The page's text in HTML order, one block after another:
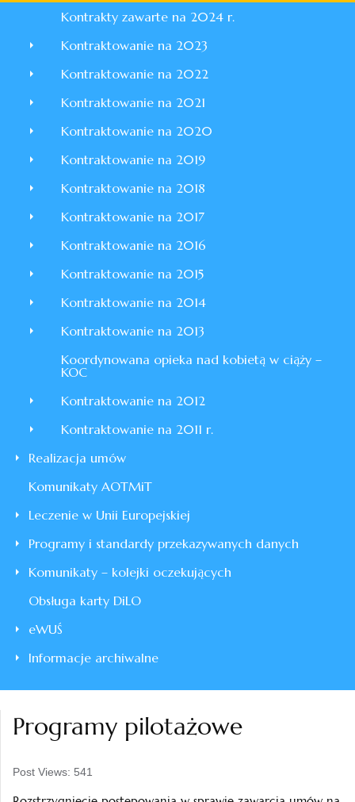
Kontrakty zawarte na 2024 r.
Kontraktowanie na 2023
Kontraktowanie na 2022
Kontraktowanie na 2021
Kontraktowanie na 2020
Kontraktowanie na 2019
Kontraktowanie na 2018
Kontraktowanie na 2017
Kontraktowanie na 2016
Kontraktowanie na 2015
Kontraktowanie na 2014
Kontraktowanie na 2013
Koordynowana opieka nad kobietą w ciąży –
KOC
Kontraktowanie na 2012
Kontraktowanie na 2011 r.
Realizacja umów
Komunikaty AOTMiT
Leczenie w Unii Europejskiej
Programy i standardy przekazywanych danych
Komunikaty – kolejki oczekujących
Obsługa karty DiLO
eWUŚ
Informacje archiwalne
Programy pilotażowe
Post Views: 541